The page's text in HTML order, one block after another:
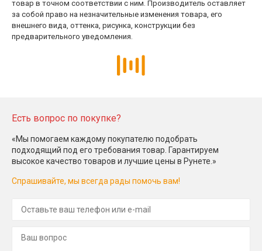
товар в точном соответствии с ним. Производитель оставляет
за собой право на незначительные изменения товара, его
внешнего вида, оттенка, рисунка, конструкции без
предварительного уведомления.
Есть вопрос по покупке?
«Мы помогаем каждому покупателю подобрать
подходящий под его требования товар. Гарантируем
высокое качество товаров и лучшие цены в Рунете.»
Спрашивайте, мы всегда рады помочь вам!